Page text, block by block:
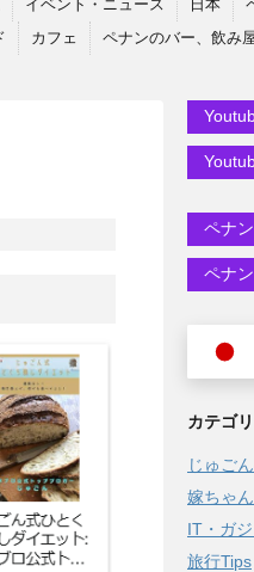
イベント・ニュース 日本
カフェ ペナンのバー、飲み
ペナ
ペナ
カテゴ
じゅご
嫁ちゃ
IT・ガ
旅行Tips